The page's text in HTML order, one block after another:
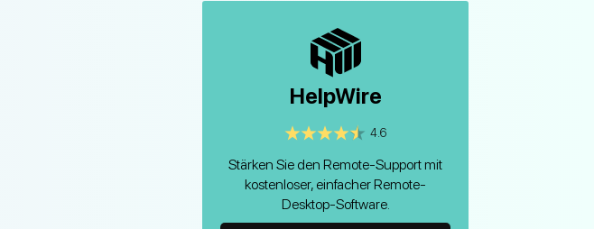
HelpWire
4.6
Stärken Sie den Remote-Support mit
kostenloser, einfacher Remote-
Desktop-Software.